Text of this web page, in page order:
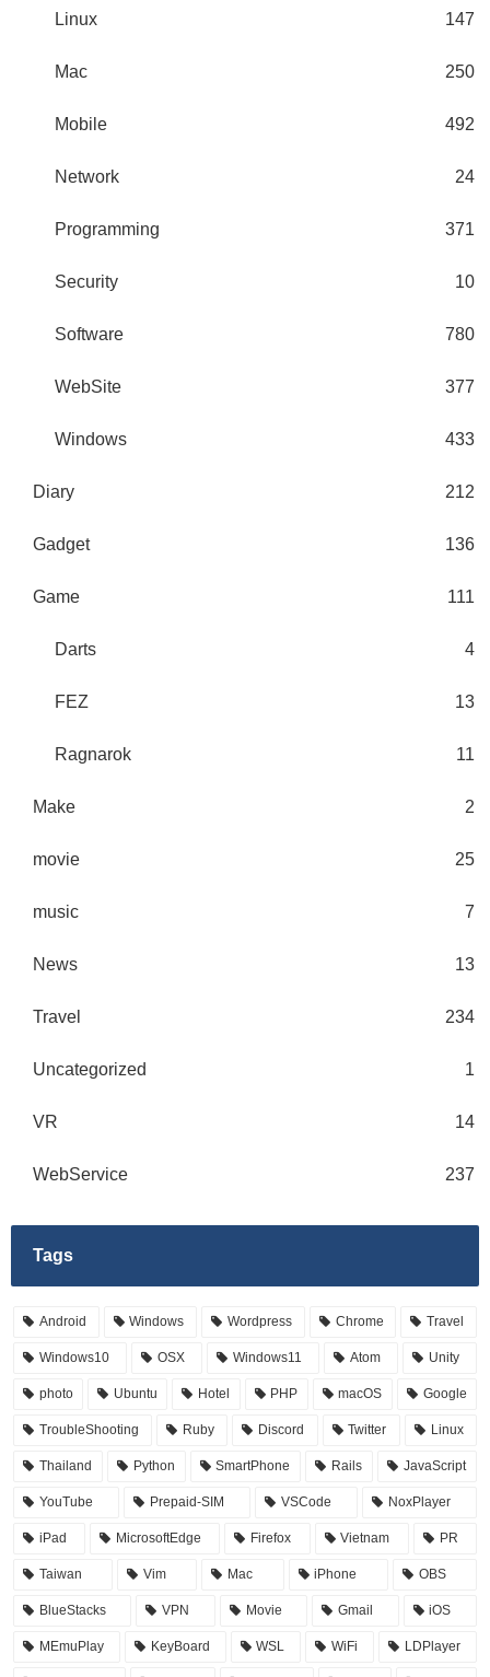
Linux 147
Mac 250
Mobile 492
Network 24
Programming 371
Security 10
Software 780
WebSite 377
Windows 433
Diary 212
Gadget 136
Game 111
Darts 4
FEZ 13
Ragnarok 11
Make 2
movie 25
music 7
News 13
Travel 234
Uncategorized 1
VR 14
WebService 237
Tags
Android Windows Wordpress Chrome Travel
Windows10 OSX Windows11 Atom Unity
photo Ubuntu Hotel PHP macOS Google
TroubleShooting Ruby Discord Twitter Linux
Thailand Python SmartPhone Rails JavaScript
YouTube Prepaid-SIM VSCode NoxPlayer
iPad MicrosoftEdge Firefox Vietnam PR
Taiwan Vim Mac iPhone OBS
BlueStacks VPN Movie Gmail iOS
MEmuPlay KeyBoard WSL WiFi LDPlayer